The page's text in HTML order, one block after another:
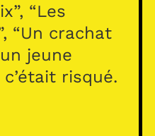
“Les
“Un crachat
jeune
risqué.